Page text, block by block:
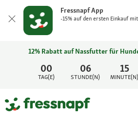
Fressnapf App
-15% auf den ersten Einkauf
00
TAG(E)
06
STUNDE(N)
15
MINUTE(N)
12% Rabatt auf Nassfutter für